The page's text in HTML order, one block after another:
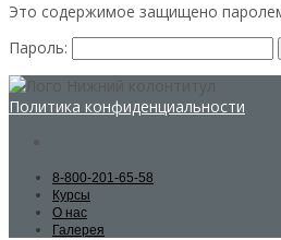
Это содержимое защищено
Пароль:
Политика конфиденциальности
8-800-201-65-58
Курсы
О нас
Галерея